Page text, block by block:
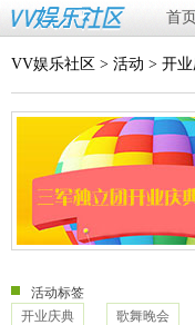
首页
VV娱乐社区 > 活动 > 开
活动标签
开业庆典
歌舞晚会